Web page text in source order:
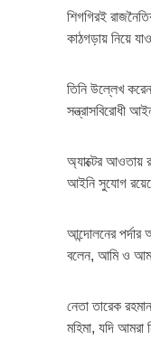
শিগগিরই
কাঠগড়ায় নিয়ে
তিনি উল্লেখ
সন্ত্রাসবিরোধী
অ্যাক্টের আওতায়
আইনি সুযোগ
আন্দোলনের পর্দার
বলেন, আমি ও
নেতা তারেক
মহিমা, যদি আমরা